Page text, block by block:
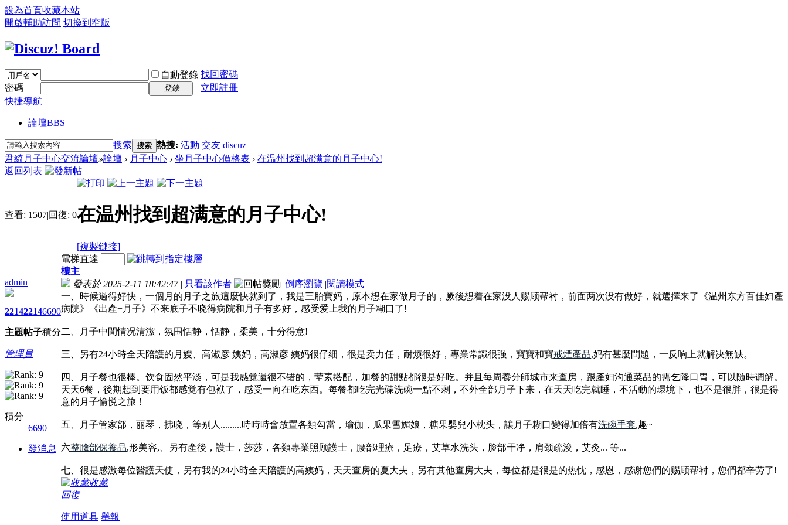
設為首頁收藏本站
開啟輔助訪問 切換到窄版
自動登錄 找回密碼
密碼
登錄
立即註冊
快捷導航
論壇BBS
搜索 搜索 熱搜: 活動 交友 discuz
君綺月子中心交流論壇»論壇 › 月子中心 › 坐月子中心價格表 › 在温州找到超满意的月子中心!
返回列表
查看: 1507|回復: 0在温州找到超满意的月子中心!
[複製鏈接]
admin
2214
主題
2214
帖子
6690
積分
管理員
積分
6690
發消息
電梯直達
樓主
發表於 2025-2-11 18:42:47 | 只看該作者 |倒序瀏覽 |閱讀模式
一、時候過得好快，一個月的月子之旅這麼快就到了，我是三胎寶妈，原本想在家做月子的，厥後想着在家没人赐顾帮衬，前面两次没有做好，就選擇来了《温州东方百佳妇產
病院》《出產+月子》不来底子不晓得病院和月子有多好，感受爱上我的月子糊口了!
二、月子中間情况清潔，氛围恬静，恬静，柔美，十分得意!
三、另有24小時全天陪護的月嫂、高淑彦 姨妈，高淑彦 姨妈很仔细，很是卖力任，耐烦很好，專業常識很强，寶寶和寶戒煙產品,妈有甚麼問題，一反响上就解决無缺。
四、月子餐也很棒。饮⻝固然平淡，可是我感觉還很不错的，荤素搭配，加餐的甜點都很是好吃。并且每周養分師城市来查房，跟產妇沟通菜品的需乞降口胃，可以随時调解。
天天6餐，後期想到要用饭都感觉有包袱了，感受一向在吃东⻄。每餐都吃完光碟洗碗一點不剩，不外全部月子下来，在天天吃完就睡，不活動的環境下，也不是很胖，很是得
意的月子愉悦之旅！
五、月子管家部，丽琴，拂晓，等别人.........時時時會放置各類勾當，瑜伽，瓜果雪媚娘，糖果婴兒小枕头，讓月子糊口變得加倍有洗碗手套,趣~
六整臉部保養品,形美容,、另有產後，護士，莎莎，各類專業照顾護士，腰部理療，足療，艾草水洗头，脸部干净，肩颈疏浚，艾灸... 等...
七、很是感激每位醫護天使，另有我的24小時全天陪護的高姨妈，天天查房的夏大夫，另有其他查房大夫，每位都是很是的热忱，感恩，感谢您們的赐顾帮衬，您們都辛劳了!
收藏
回復
使用道具 舉報